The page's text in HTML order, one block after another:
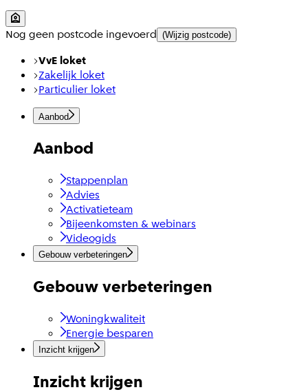
Nog geen postcode ingevoerd (Wijzig postcode)
VvE loket
Zakelijk loket
Particulier loket
Aanbod
Aanbod
Stappenplan
Advies
Activatieteam
Bijeenkomsten & webinars
Videogids
Gebouw verbeteringen
Gebouw verbeteringen
Woningkwaliteit
Energie besparen
Inzicht krijgen
Inzicht krijgen